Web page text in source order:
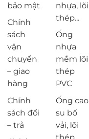
bảo mật
Chính
sách
vận
chuyển
– giao
hàng
Chính
sách đổi
– trả
nhựa, lõi
thép...
Ống
nhựa
mềm lõi
thép
PVC
Ống cao
su bố
vải, lõi